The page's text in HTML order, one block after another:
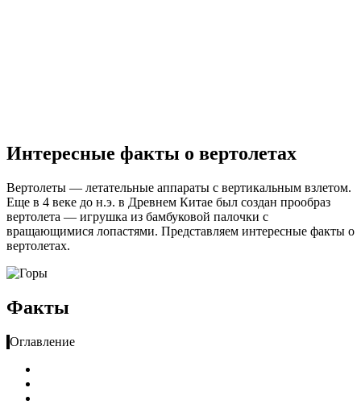
Интересные факты о вертолетах
Вертолеты — летательные аппараты с вертикальным взлетом.
Еще в 4 веке до н.э. в Древнем Китае был создан прообраз
вертолета — игрушка из бамбуковой палочки с
вращающимися лопастями. Представляем интересные факты о
вертолетах.
Факты
Оглавление